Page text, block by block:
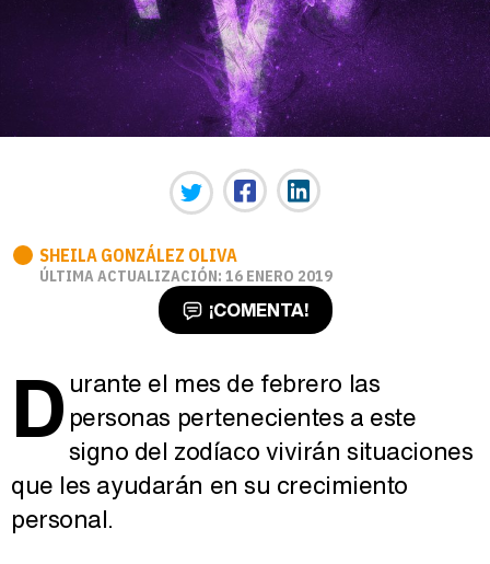
SHEILA GONZÁLEZ OLIVA
ÚLTIMA ACTUALIZACIÓN: 16 ENERO 2019
¡COMENTA!
D urante el mes de febrero las
personas pertenecientes a este
signo del zodíaco vivirán situaciones
que les ayudarán en su crecimiento
personal.